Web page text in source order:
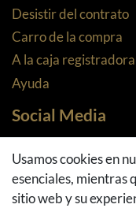
Desistir del contrato
Carro de la compra
A la caja registradora
Ayuda
Social Media
Instagram
Pinterest
Youtube
Usamos cookies en
esenciales, mientras
sitio web y su